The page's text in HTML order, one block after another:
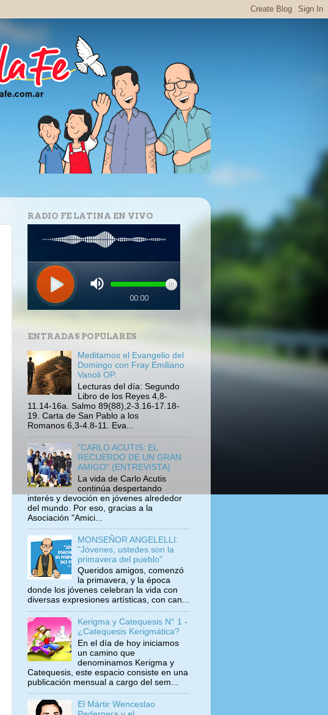
RADIO FE LATINA EN VIVO
ENTRADAS POPULARES
Meditamos el Evangelio del
Domingo con Fray Emiliano
Vanoli OP.
Lecturas del día: Segundo
Libro de los Reyes 4,8-
11.14-16a. Salmo 89(88),2-3.16-17.18-
19. Carta de San Pablo a los
Romanos 6,3-4.8-11. Eva...
"CARLO ACUTIS: EL
RECUERDO DE UN GRAN
AMIGO" (ENTREVISTA)
La vida de Carlo Acutis
continúa despertando
interés y devoción en jóvenes alrededor
del mundo. Por eso, gracias a la
Asociación "Amici...
MONSEÑOR ANGELELLI:
"Jóvenes, ustedes son la
primavera del pueblo"
Queridos amigos, comenzó
la primavera, y la época
donde los jóvenes celebran la vida con
diversas expresiones artísticas, con can...
Kerigma y Catequesis N° 1 -
¿Catequesis Kerigmática?
En el día de hoy iniciamos
un camino que
denominamos Kerigma y
Catequesis, este espacio consiste en una
publicación mensual a cargo del sem...
El Mártir Wenceslao